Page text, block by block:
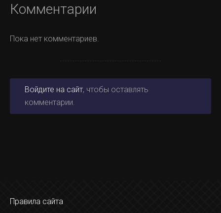
Комментарии
Пока нет комментариев.
Войдите на сайт, чтобы оставлять
комментарии.
Правила сайта